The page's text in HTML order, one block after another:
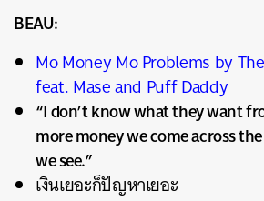
BEAU:
Mo Money Mo Problems by
feat. Mase and Puff Daddy
“I don’t know what they want
more money we come across
we see.”
เงินเยอะก็ปัญหาเยอะ